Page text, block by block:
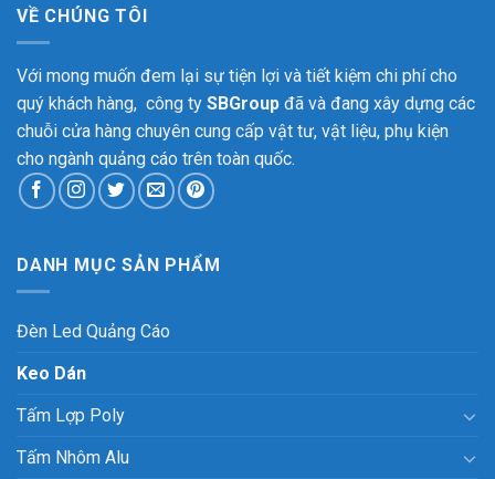
VỀ CHÚNG TÔI
Với mong muốn đem lại sự tiện lợi và tiết kiệm chi phí cho
quý khách hàng, công ty SBGroup đã và đang xây dựng các
chuỗi cửa hàng chuyên cung cấp vật tư, vật liệu, phụ kiện
cho ngành quảng cáo trên toàn quốc.
DANH MỤC SẢN PHẨM
Đèn Led Quảng Cáo
Keo Dán
Tấm Lợp Poly
Tấm Nhôm Alu